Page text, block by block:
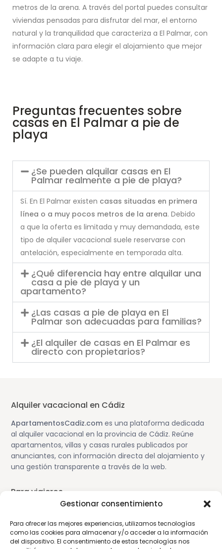
Gestionar consentimiento
Para ofrecer las mejores experiencias, utilizamos tecnologías
como las cookies para almacenar y/o acceder a la información
del dispositivo. El consentimiento de estas tecnologías nos
metros de la arena. A través del portal puedes consultar
viviendas pensadas para disfrutar del mar, el entorno
natural y la tranquilidad que caracteriza a El Palmar, con
información clara para elegir el alojamiento que mejor
se adapte a tu viaje.
Preguntas frecuentes sobre
casas en El Palmar a pie de
playa
¿Se pueden alquilar casas en El
Palmar realmente a pie de playa?
Sí. En El Palmar existen casas situadas en primera
línea o a muy pocos metros de la arena. Debido
a que la oferta es limitada y muy demandada, este
tipo de alquiler vacacional suele reservarse con
antelación, especialmente en temporada alta.
¿Qué diferencia hay entre alquilar una
casa a pie de playa y un
apartamento?
¿Las casas a pie de playa en El
Palmar son adecuadas para familias?
¿El alquiler de casas en El Palmar es
directo con propietarios?
Alquiler vacacional en Cádiz
ApartamentosCadiz.com es una plataforma dedicada
al alquiler vacacional en la provincia de Cádiz. Reúne
apartamentos, villas y casas rurales publicados por
anunciantes, con información directa del alojamiento y
una gestión transparente a través de la web.
Para viajeros
Guía de viaje por Cádiz
Cómo funciona la plataforma